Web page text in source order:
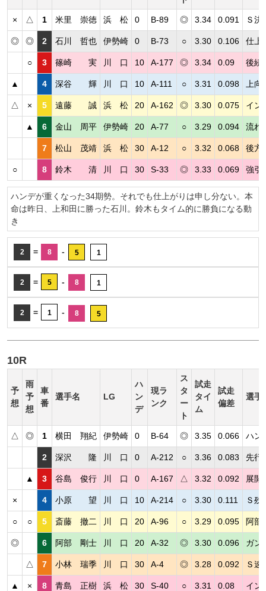
× △ 1 米里 崇徳 浜 松 0 B-89 ◎ 3.34 0.091 Ｓ決
◎ ◎ 2 石川 哲也 伊勢崎 0 B-73 ○ 3.30 0.106 仕上
○ 3 篠崎 実 川 口 10 A-177 ◎ 3.34 0.09 後続
▲ 4 深谷 輝 川 口 10 A-111 ○ 3.31 0.098 上
△ × 5 遠藤 誠 浜 松 20 A-162 ◎ 3.30 0.075 イン
▲ 6 金山 周平 伊勢崎 20 A-77 ○ 3.29 0.094 流れ
7 松山 茂靖 浜 松 30 A-12 ○ 3.32 0.068 後方
○ 8 鈴木 清 川 口 30 S-33 ◎ 3.33 0.069 強引
ハンデが重くなった34期勢。それでも仕上がりは申し分ない。本
命は昨日、上和田に勝った石川。鈴木もタイム的に勝負になる動
き
2 = 8 - 5 1
2 = 5 - 8 1
2 = 1 - 8 5
10R
予
想
雨
予
想
車
番
選手名 LG
ハ
ン
デ
現ラ
ンク
ス
タ
ー
ト
試走
タイ
ム
試走
偏差
選手
△ ◎ 1 横田 翔紀 伊勢崎 0 B-64 ◎ 3.35 0.066 ハン
2 深沢 隆 川 口 0 A-212 ○ 3.36 0.083 先行
▲ 3 谷島 俊行 川 口 0 A-167 △ 3.32 0.092 展開
× 4 小原 望 川 口 10 A-214 ○ 3.30 0.111 Ｓ残
○ ○ 5 斎藤 撤二 川 口 20 A-96 ○ 3.29 0.095 阿部
◎ 6 阿部 剛士 川 口 20 A-32 ◎ 3.30 0.096 ガン
△ 7 小林 瑞季 川 口 30 A-4 ◎ 3.28 0.092 Ｓ速
▲ × 8 青島 正樹 浜 松 30 S-40 ○ 3.31 0.08 イン